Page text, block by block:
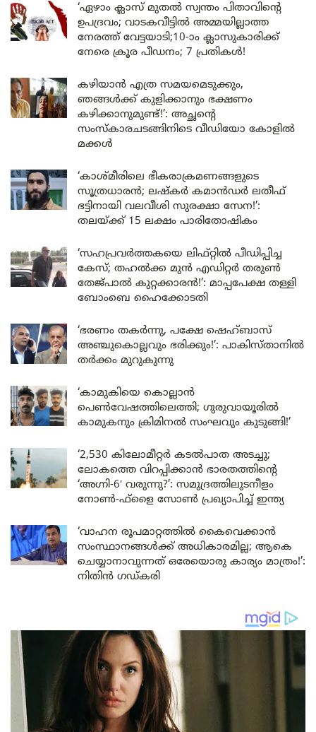
‘ഏഴാം ക്ലാസ് മുതൽ സ്വന്തം പിതാവിന്റെ
ഉപദ്രവം; വാടകവീട്ടിൽ അമ്മയില്ലാത്ത
നേരത്ത് വേട്ടയാടി;10-ാം ക്ലാസുകാരിക്ക്
നേരെ ക്രൂര പീഡനം; 7 പ്രതികൾ!
കഴിയാൻ എത്ര സമയമെടുക്കും,
ഞങ്ങൾക്ക് കുളിക്കാനും ഭക്ഷണം
കഴിക്കാനുമുണ്ട്!’: അച്ഛന്റെ
സംസ്കാരചടങ്ങിനിടെ വീഡിയോ കോളിൽ
മക്കൾ
‘കാശ്മീരിലെ ഭീകരാക്രമണങ്ങളുടെ
സൂത്രധാരൻ; ലഷ്കർ കമാൻഡർ ലതീഫ്
ഭട്ടിനായി വലവീശി സുരക്ഷാ സേന!’:
തലയ്ക്ക് 15 ലക്ഷം പാരിതോഷികം
‘സഹപ്രവർത്തകയെ ലിഫ്റ്റിൽ പീഡിപ്പിച്ച
കേസ്; തഹൽക്ക മുൻ എഡിറ്റർ തരുൺ
തേജ്പാൽ കുറ്റക്കാരൻ!’: മാപ്പപേക്ഷ തള്ളി
ബോംബെ ഹൈക്കോടതി
‘ഭരണം തകർന്നു, പക്ഷേ ഷെഹ്ബാസ്
അഞ്ചുകൊല്ലവും ഭരിക്കും!’: പാകിസ്താനിൽ
തർക്കം മുറുകുന്നു
‘കാമുകിയെ കൊല്ലാൻ
പെൺവേഷത്തിലെത്തി; ഗുരുവായൂരിൽ
കാമുകനും ക്രിമിനൽ സംഘവും കുടുങ്ങി!’
‘2,530 കിലോമീറ്റർ കടൽപാത അടച്ചു;
ലോകത്തെ വിറപ്പിക്കാൻ ഭാരതത്തിന്റെ
‘അഗ്നി-6′ വരുന്നു?’: സമുദ്രത്തിലുടനീളം
നോൺ-ഫ്ളൈ സോൺ പ്രഖ്യാപിച്ച് ഇന്ത്യ
‘വാഹന രൂപമാറ്റത്തിൽ കൈവെക്കാൻ
സംസ്ഥാനങ്ങൾക്ക് അധികാരമില്ല; ആകെ
ചെയ്യാനാവുന്നത് ഒരേയൊരു കാര്യം മാത്രം!’:
നിതിൻ ഗഡ്കരി